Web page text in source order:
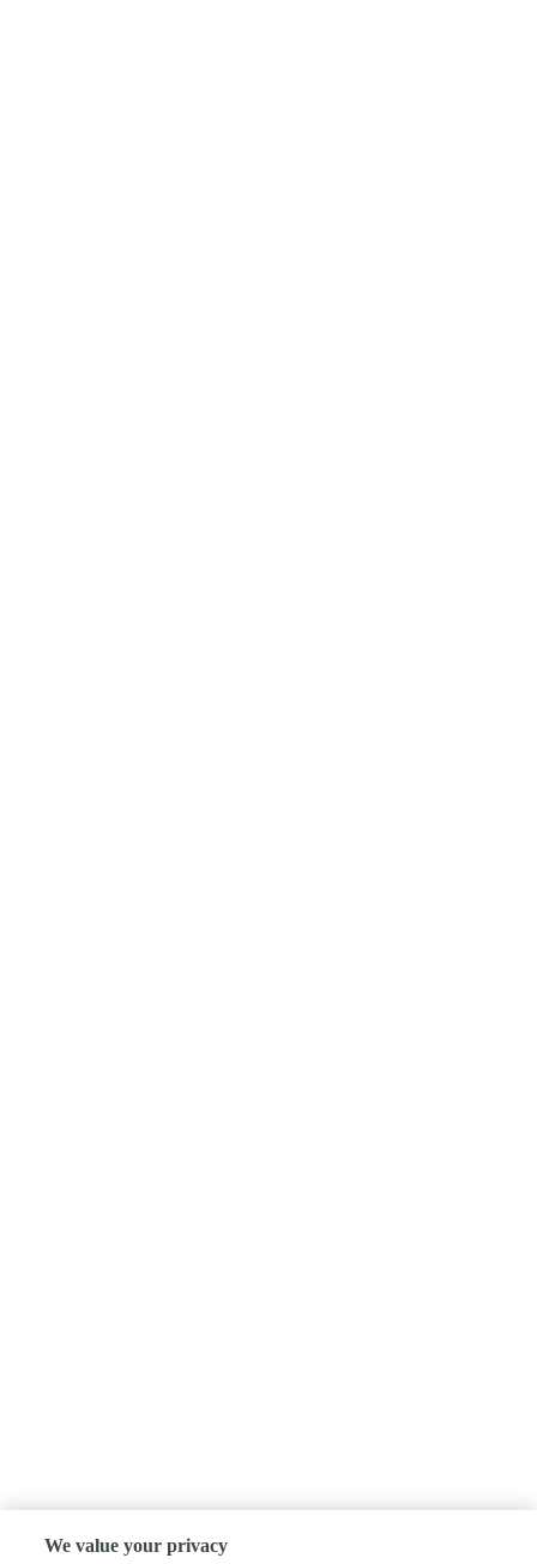
We value your privacy